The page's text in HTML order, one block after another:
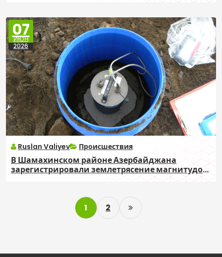
07
ИЮН
2026
Ruslan Valiyev Происшествия
В Шамахинском районе Азербайджана
зарегистрировали землетрясение магнитудой
P
o
1 2